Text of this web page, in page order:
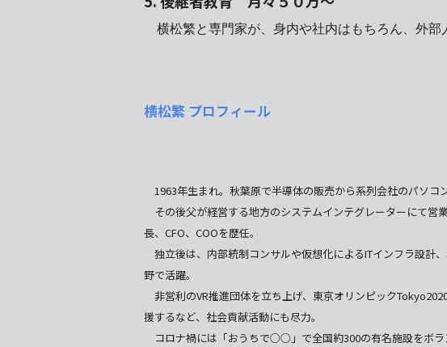
横松繁と専門家が、身内や社内はもちろん、外部
横松繁 プロフィール
1963年生まれ。秋葉原で半導体の販売から系列会社のパソコ
その後父が経営する地方のシステムインテグレーターにて営
長、CFO、COOを歴任。
独立後は、内部統制コンサルや仮想化によるITインフラ設計
野で活躍。
非営利のVR推進団体を立ち上げ、東京オリンピック
援するなど、社会貢献活動にも尽力。
コロナ禍には「おうちで○○」で全国約300の有名施設をボ